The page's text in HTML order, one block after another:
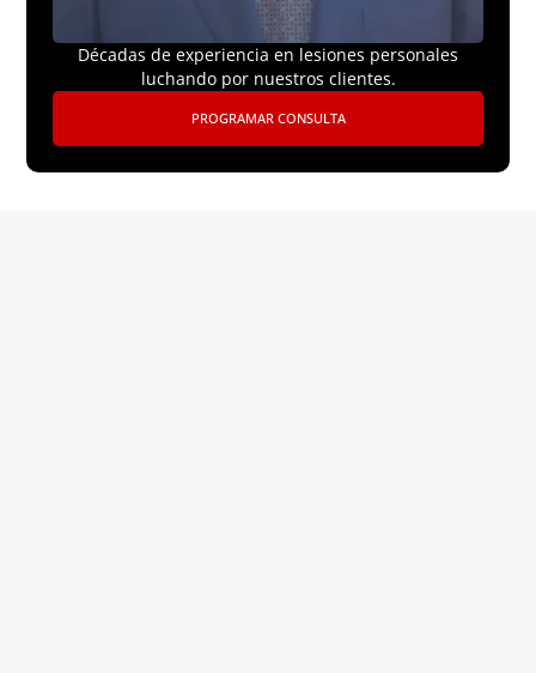
Décadas de experiencia en lesiones personales
luchando por nuestros clientes.
PROGRAMAR CONSULTA